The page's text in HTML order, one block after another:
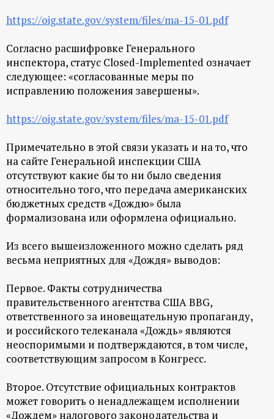
https://oig.state.gov/system/files/ma-15-01.pdf
Согласно расшифровке Генерального
инспектора, статус Сlosed-Implemented означает
следующее: «согласованные меры по
исправлению положения завершены».
https://oig.state.gov/system/files/ma-15-01.pdf
Примечательно в этой связи указать и на то, что
на сайте Генеральной инспекции США
отсутствуют какие бы то ни было сведения
относительно того, что передача американских
бюджетных средств «Дождю» была
формализована или оформлена официально.
Из всего вышеизложенного можно сделать ряд
весьма неприятных для «Дождя» выводов:
Первое. Факты сотрудничества
правительственного агентства США BBG,
ответственного за иновещательную пропаганду,
и российского телеканала «Дождь» являются
неоспоримыми и подтверждаются, в том числе,
соответствующим запросом в Конгресс.
Второе. Отсутствие официальных контрактов
может говорить о ненадлежащем исполнении
«Дождем» налогового законодательства и